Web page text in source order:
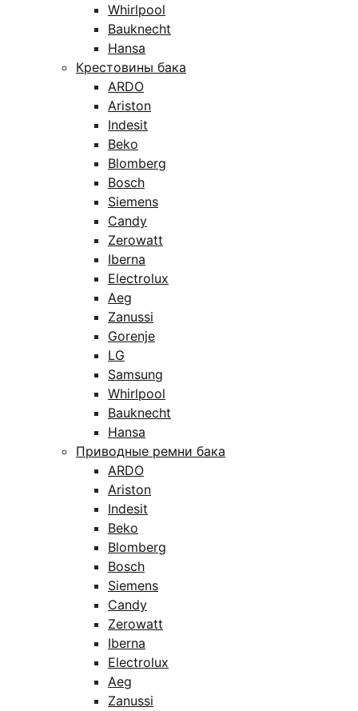
Whirlpool
Bauknecht
Hansa
Крестовины бака
ARDO
Ariston
Indesit
Beko
Blomberg
Bosch
Siemens
Candy
Zerowatt
Iberna
Electrolux
Aeg
Zanussi
Gorenje
LG
Samsung
Whirlpool
Bauknecht
Hansa
Приводные ремни бака
ARDO
Ariston
Indesit
Beko
Blomberg
Bosch
Siemens
Candy
Zerowatt
Iberna
Electrolux
Aeg
Zanussi